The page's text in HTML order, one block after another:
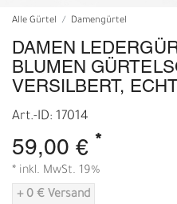
Alle Gürtel Damengürtel
DAMEN
BLUMEN
VERSILBERT,
Art.-ID: 17014
59,00 € *
* inkl. MwSt. 19%
+ 0 € Versand